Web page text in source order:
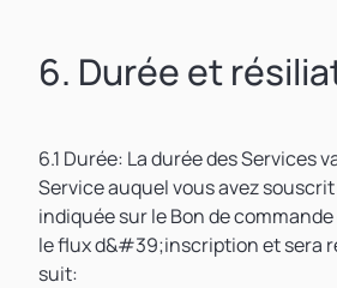
6. Durée et
6.1 Durée: La durée des Services
Service auquel vous avez
indiquée sur le Bon de
le flux d&#39;inscription et sera
suit: